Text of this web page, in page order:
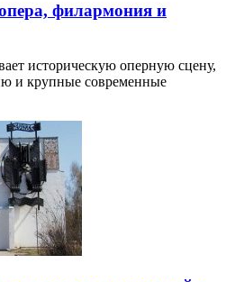
филармония и
историческую оперную сцену,
и крупные современные